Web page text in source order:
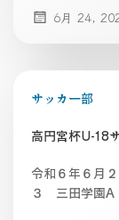
6月 24,
サッカー部
高円宮杯U-18
令和６年６月
３ 三田学園A